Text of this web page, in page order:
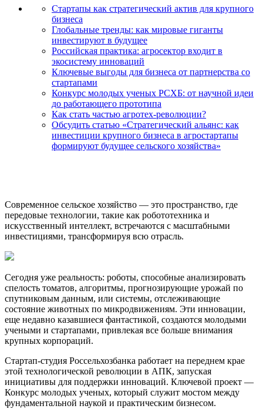
Стартапы как стратегический актив для крупного
бизнеса
Глобальные тренды: как мировые гиганты
инвестируют в будущее
Российская практика: агросектор входит в
экосистему инноваций
Ключевые выгоды для бизнеса от партнерства со
стартапами
Конкурс молодых ученых РСХБ: от научной идеи
до работающего прототипа
Как стать частью агротех-революции?
Обсудить статью «Стратегический альянс: как
инвестиции крупного бизнеса в агростартапы
формируют будущее сельского хозяйства»
Современное сельское хозяйство — это пространство, где
передовые технологии, такие как робототехника и
искусственный интеллект, встречаются с масштабными
инвестициями, трансформируя всю отрасль.
Сегодня уже реальность: роботы, способные анализировать
спелость томатов, алгоритмы, прогнозирующие урожай по
спутниковым данным, или системы, отслеживающие
состояние животных по микродвижениям. Эти инновации,
еще недавно казавшиеся фантастикой, создаются молодыми
учеными и стартапами, привлекая все больше внимания
крупных корпораций.
Стартап-студия Россельхозбанка работает на переднем крае
этой технологической революции в АПК, запуская
инициативы для поддержки инноваций. Ключевой проект —
Конкурс молодых ученых, который служит мостом между
фундаментальной наукой и практическим бизнесом.